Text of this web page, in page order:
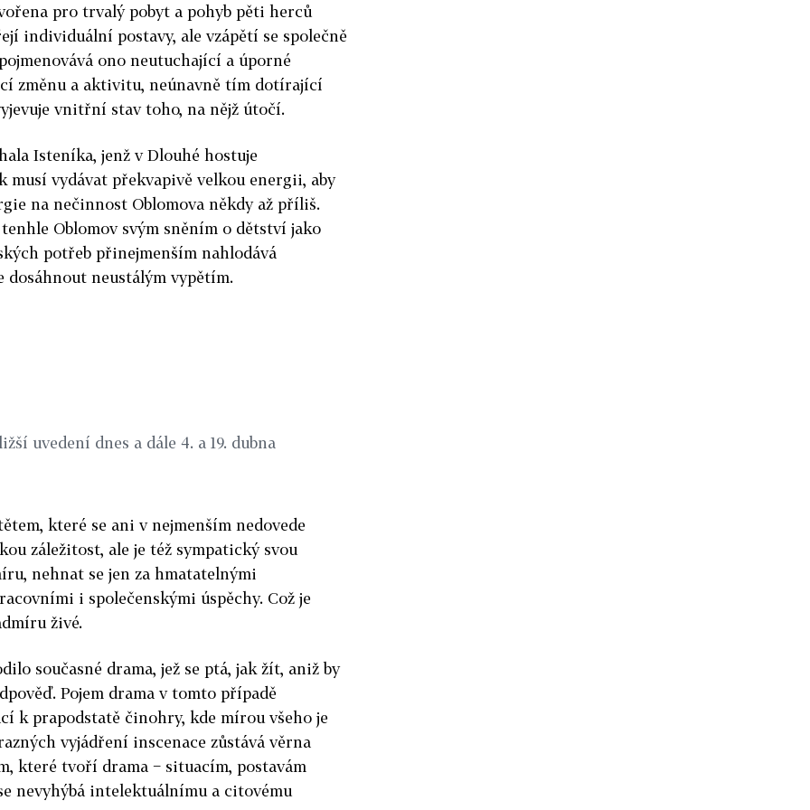
pro trvalý pobyt a pohyb pěti herců
individuální postavy, ale vzápětí se společně
ono neutuchající a úporné
změnu a aktivitu, neúnavně tím dotírající
vnitřní stav toho, na nějž útočí.
Isteníka, jenž v Dlouhé hostuje
musí vydávat překvapivě velkou energii, aby
na nečinnost Oblomova někdy až příliš.
Oblomov svým sněním o dětství jako
potřeb přinejmenším nahlodává
dosáhnout neustálým vypětím.
uvedení dnes a dále 4. a 19. dubna
které se ani v nejmenším nedovede
záležitost, ale je též sympatický svou
nehnat se jen za hmatatelnými
i společenskými úspěchy. Což je
živé.
současné drama, jež se ptá, jak žít, aniž by
Pojem drama v tomto případě
k prapodstatě činohry, kde mírou všeho je
vyjádření inscenace zůstává věrna
které tvoří drama − situacím, postavám
nevyhýbá intelektuálnímu a citovému